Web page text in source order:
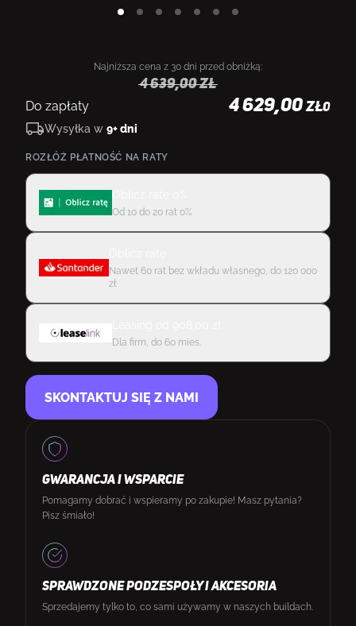
Najniższa cena z 30 dni przed obniżką:
4 639,00zł
Do zapłaty 4 629,00 ZŁ0
Wysyłka w 9+ dni
ROZŁÓŻ PŁATNOŚĆ NA RATY
Od 10 do 20 rat 0%
Nawet 60 rat bez wkładu własnego, do 120 000
zł
Dla firm, do 60 mies.
SKONTAKTUJ SIĘ Z NAMI
GWARANCJA I WSPARCIE
Pomagamy dobrać i wspieramy po zakupie! Masz pytania?
Pisz śmiało!
SPRAWDZONE PODZESPOŁY I AKCESORIA
Sprzedajemy tylko to, co sami używamy w naszych buildach.